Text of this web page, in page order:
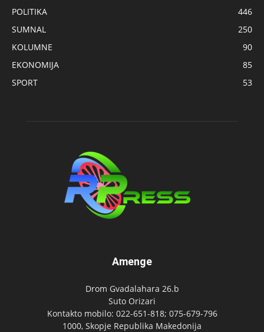
POLITIKA
446
SUMNAL
250
KOLUMNE
90
EKONOMIJA
85
SPORT
53
Amenge
Drom Gvadalahara 26.b
Suto Orizari
Kontakto mobilo: 022-651-818; 075-679-796
1000, Skopje Republika Makedonija